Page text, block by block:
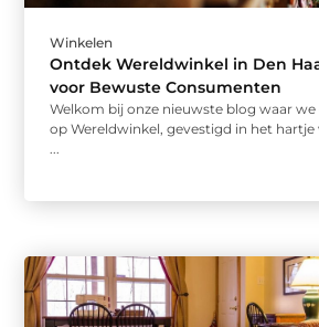
Winkelen
Ontdek Wereldwinkel in Den
voor Bewuste Consumenten
Welkom bij onze nieuwste blog waar
op Wereldwinkel, gevestigd in het hartje
...